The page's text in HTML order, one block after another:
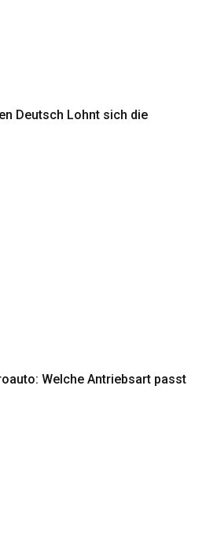
Deutsch Lohnt sich die
Welche Antriebsart passt